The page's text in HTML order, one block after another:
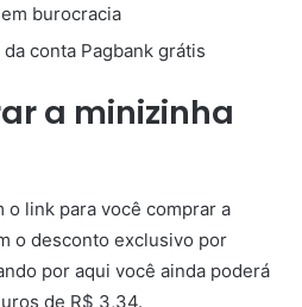
burocracia
conta Pagbank grátis
a minizinha
o link para você comprar a
o desconto exclusivo por
por aqui você ainda poderá
de R$ 3,34.